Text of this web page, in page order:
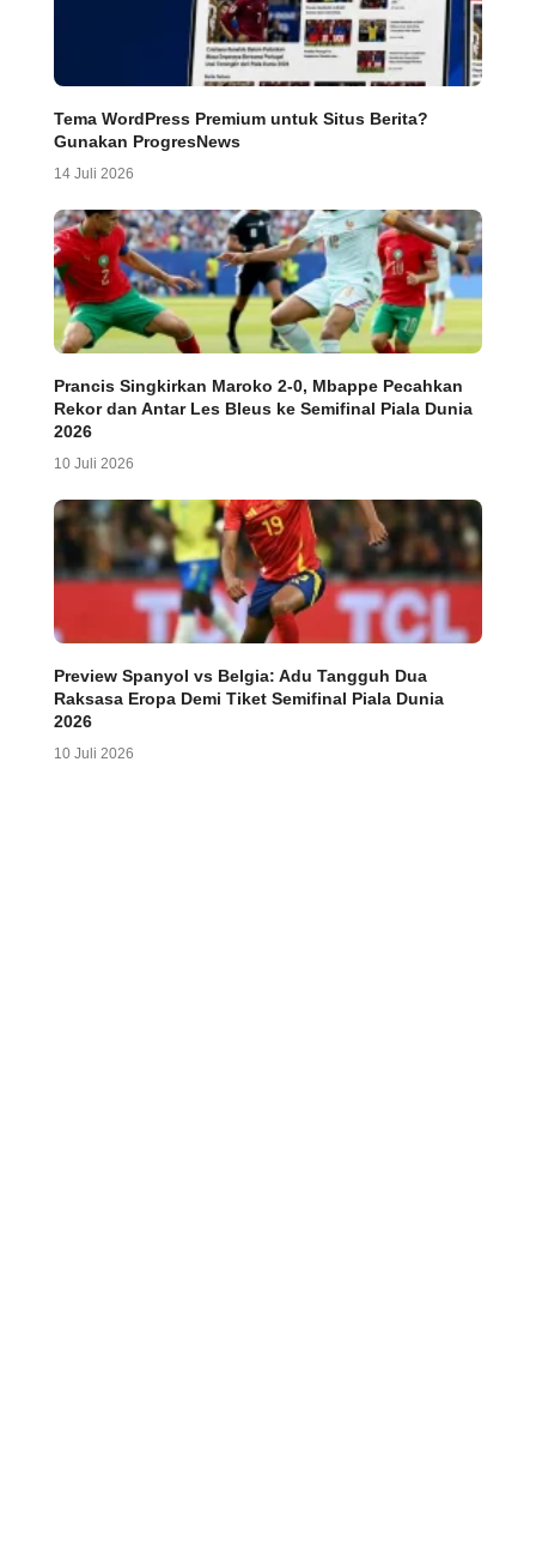
Tema WordPress Premium untuk Situs Berita?
Gunakan ProgresNews
14 Juli 2026
Prancis Singkirkan Maroko 2-0, Mbappe Pecahkan
Rekor dan Antar Les Bleus ke Semifinal Piala Dunia
2026
10 Juli 2026
Preview Spanyol vs Belgia: Adu Tangguh Dua
Raksasa Eropa Demi Tiket Semifinal Piala Dunia
2026
10 Juli 2026